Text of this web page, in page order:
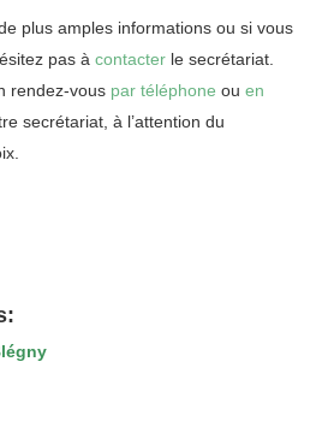
plus amples informations ou si vous
pas à contacter le secrétariat.
rendez-vous par téléphone ou en
secrétariat, à l’attention du